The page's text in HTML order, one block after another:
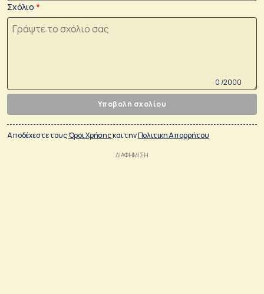
Σχόλιο
0 /2000
Υποβολή σχολίου
Αποδέχεστε τουςΌροι Χρήσηςκαι τηνΠολιτικη Απορρήτου